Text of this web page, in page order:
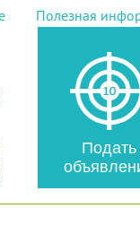
Полезная
Подать